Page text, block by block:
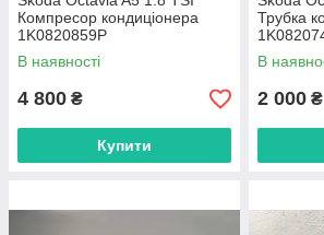
Компресор кондиціонера
1K0820859P
В наявності
4 800 ₴
Купити
Трубка
В
2 000 ₴